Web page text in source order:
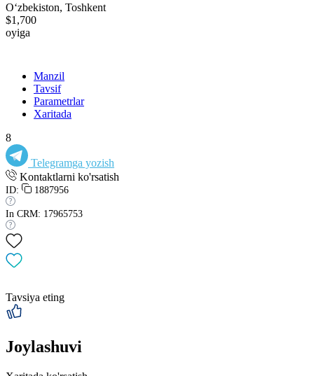
Oʻzbekiston, Toshkent
$1,700
oyiga
Manzil
Tavsif
Parametrlar
Xaritada
8
Telegramga yozish
Kontaktlarni ko'rsatish
ID: 1887956
In CRM: 17965753
Tavsiya eting
Joylashuvi